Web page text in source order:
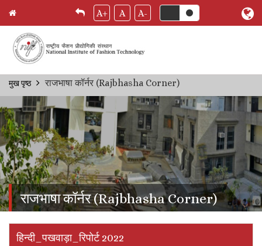
Skip
content
A+ A A-
Breadcrumb
मुख पृष्ठ राजभाषा कॉर्नर (Rajbhasha Corner)
राजभाषा कॉर्नर (Rajbhasha Corner)
हिन्दी_पखवाड़ा_रिपोर्ट 2022